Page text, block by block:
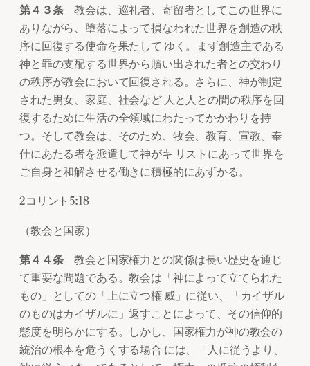
第４３条教会は、巡礼者、寄留者としてこの世界に
ありながら、堕落によって損なわれた世界を創造の秩
序に回復する使命を果たして ゆく。まず創造主である
神と罪の支配する世界から贖い出された者との交わり
の秩序が教会において回復される。さらに、神が制定
された男女、家庭、社会など 人と人との間の秩序を回
復するために生活の全領域にわたってかかわりを持
つ。そして教会は、そのため、牧会、教育、宣教、奉
仕にあたる者を派遣して神がキ リストにあって世界を
ご自身と和解させる働きに積極的にあずかる。
2コリント5:18
（教会と国家）
第４４条教会と国家権力との関係は長い歴史を通じ
て重要な問題である。教会は「神によって立てられた
もの」としての「上に立つ権 威」に従い、「カイザル
のものはカイザルに」返すことによって、その信仰的
態度を明らかにする。しかし、国家権力が神の教会の
統治の根本を危うくする場合 には、「人に従うより、